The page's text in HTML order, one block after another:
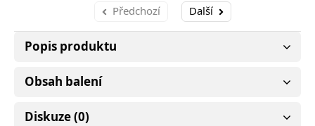
Předchozí Další
Popis produktu
Obsah balení
Diskuze (0)